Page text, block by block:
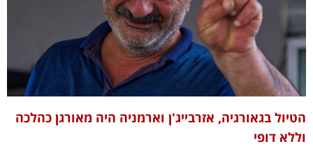
הטיול בגאורגיה, אזרבייג'ן וארמניה היה מאורגן כהלכה
וללא דופי